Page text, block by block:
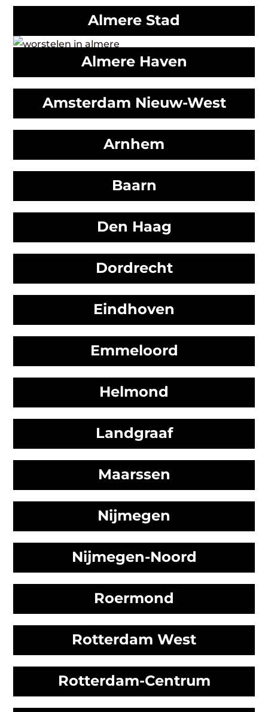
Almere Stad
Almere Haven
Amsterdam Nieuw-West
Arnhem
Baarn
Den Haag
Dordrecht
Eindhoven
Emmeloord
Helmond
Landgraaf
Maarssen
Nijmegen
Nijmegen-Noord
Roermond
Rotterdam West
Rotterdam-Centrum